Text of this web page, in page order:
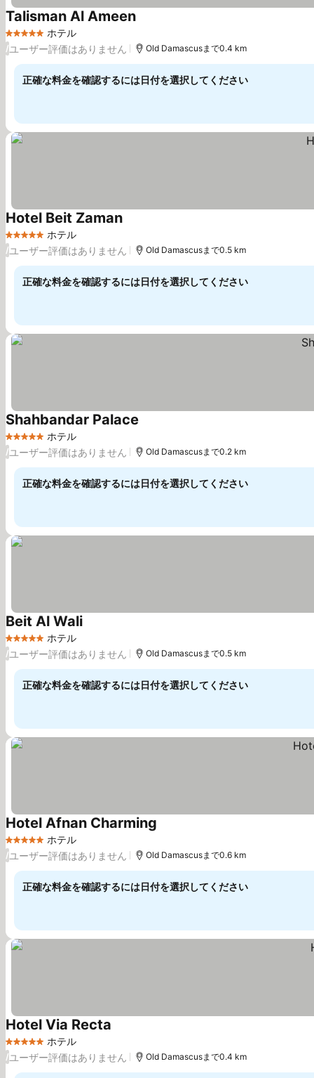
5 ホテルのランク
ホテル
Talisman Al Ameen
/ユーザー評価はありません Old Damascusまで0.4 km
正確な料金を確認するには日付を選択してください
5 ホテルのランク
ホテル
Hotel Beit Zaman
/ユーザー評価はありません Old Damascusまで0.5 km
正確な料金を確認するには日付を選択してください
5 ホテルのランク
ホテル
Shahbandar Palace
/ユーザー評価はありません Old Damascusまで0.2 km
正確な料金を確認するには日付を選択してください
5 ホテルのランク
ホテル
Beit Al Wali
/ユーザー評価はありません Old Damascusまで0.5 km
正確な料金を確認するには日付を選択してください
5 ホテルのランク
ホテル
Hotel Afnan Charming
/ユーザー評価はありません Old Damascusまで0.6 km
正確な料金を確認するには日付を選択してください
5 ホテルのランク
ホテル
Hotel Via Recta
/ユーザー評価はありません Old Damascusまで0.4 km